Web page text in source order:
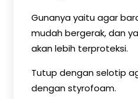
Gunanya yaitu agar
mudah bergerak, dan
akan lebih terproteksi.
Tutup dengan selotip
dengan styrofoam.